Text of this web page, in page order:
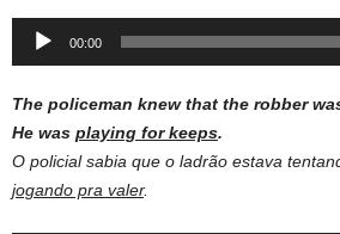
Audio
00:00
The policeman knew that the robber
He was playing for keeps.
O policial sabia que o ladrão estava
jogando pra valer.